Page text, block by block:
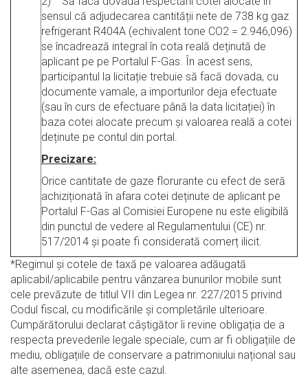
sensul că adjudecarea cantității nete de 738 kg gaz
refrigerant R404A (echivalent tone CO2 = 2.946,096)
se încadrează integral în cota reală deținută de
aplicant pe pe Portalul F-Gas. În acest sens,
participantul la licitație trebuie să facă dovada, cu
documente vamale, a importurilor deja efectuate
(sau în curs de efectuare până la data licitației) în
baza cotei alocate precum și valoarea reală a cotei
deținute pe contul din portal.
Precizare:
Orice cantitate de gaze florurante cu efect de seră
achiziționată în afara cotei deținute de aplicant pe
Portalul F-Gas al Comisiei Europene nu este eligibilă
din punctul de vedere al Regulamentului (CE) nr.
517/2014 și poate fi considerată comerț ilicit.
*Regimul şi cotele de taxă pe valoarea adăugată
aplicabil/aplicabile pentru vânzarea bunurilor mobile sunt
cele prevăzute de titlul VII din Legea nr. 227/2015 privind
Codul fiscal, cu modificările şi completările ulterioare.
Cumpărătorului declarat câștigător îi revine obligația de a
respecta prevederile legale speciale, cum ar fi obligațiile de
mediu, obligațiile de conservare a patrimoniului național sau
alte asemenea, dacă este cazul.